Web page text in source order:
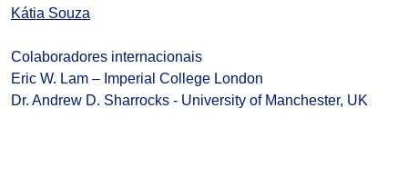
Kátia Souza
Colaboradores internacionais
Eric W. Lam – Imperial College London
Dr. Andrew D. Sharrocks - University of Manchester, UK